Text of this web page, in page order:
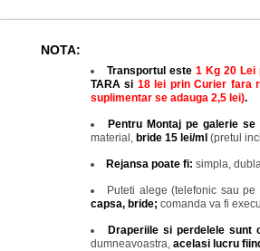
NOTA:
Transportul este 1 Kg 20 Lei
TARA si 18 lei prin Curier fara
suplimentar se adauga 2,5 lei).
Pentru Montaj pe galerie
material, bride 15 lei/ml (pretul
Rejansa poate fi: simpla,
Puteti alege (telefonic sau
capsa, bride; comanda va fi
Draperiile si perdelele sunt
dumneavoastra, acelasi lucru